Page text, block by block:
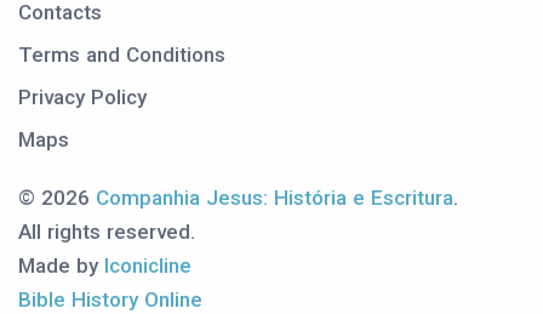
Contacts
Terms and Conditions
Privacy Policy
Maps
© 2026 Companhia Jesus: História e Escritura.
All rights reserved.
Made by Iconicline
Bible History Online